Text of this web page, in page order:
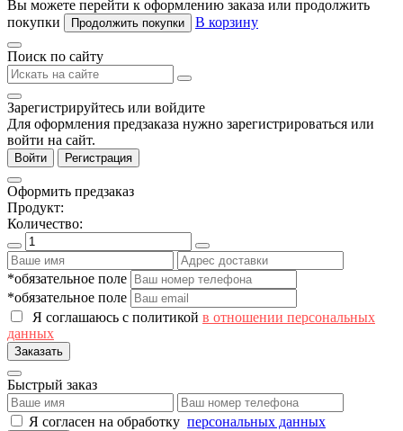
Вы можете перейти к оформлению заказа или продолжить
покупки
Продолжить покупки В корзину
Поиск по сайту
Зарегистрируйтесь или войдите
Для оформления предзаказа нужно зарегистрироваться или
войти на сайт.
Войти Регистрация
Оформить предзаказ
Продукт:
Количество:
*обязательное поле
*обязательное поле
Я соглашаюсь с политикой в отношении персональных
данных
Заказать
Быстрый заказ
Я согласен на обработку персональных данных